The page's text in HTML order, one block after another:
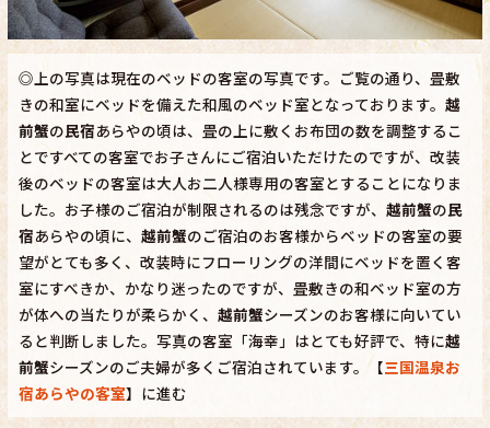
◎上の写真は現在のベッドの客室の写真です。ご覧の通り、畳敷
きの和室にベッドを備えた和風のベッド室となっております。 越
前蟹の民宿あらやの頃は、畳の上に敷くお布団の数を調整するこ
とですべての客室でお子さんにご宿泊いただけたのですが、改装
後のベッドの客室は大人お二人様専用の客室とすることになりま
した。お子様のご宿泊が制限されるのは残念ですが、 越前蟹の民
宿あらやの頃に、 越前蟹のご宿泊のお客様からベッドの客室の要
望がとても多く、改装時にフローリングの洋間にベッドを置く客
室にすべきか、かなり迷ったのですが、畳敷きの和ベッド室の方
が体への当たりが柔らかく、 越前蟹シーズンのお客様に向いてい
ると判断しました。写真の客室「海幸」はとても好評で、特に越
前蟹シーズンのご夫婦が多くご宿泊されています。【三国温泉お
宿あらやの客室】に進む